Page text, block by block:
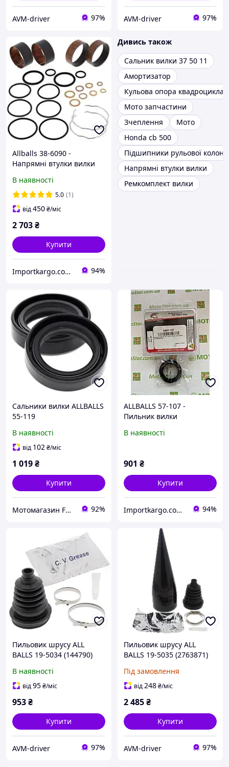
AVM-driver 97% AVM-driver 97%
Allballs 38-6090 -
Напрямні втулки вилки
В наявності
5.0 (1)
від450₴/міс
2 703₴
Купити
Importkargo.сom.ua 94%
Дивись також
Сальник вилки 37 50 11
Амортизатор
Кульова опора квадроцикла
Мото запчастини
Зчеплення
Мото
Honda cb 500
Підшипники рульової
Напрямні втулки вилки
Ремкомплект вилки
Сальники вилки ALLBALLS
55-119
В наявності
від 102₴/міс
1 019₴
Купити
Мотомагазин FREERIDER 92%
ALLBALLS 57-107 -
Пильник вилки
В наявності
901 ₴
Купити
Importkargo.сom.ua 94%
Пильовик шрусу ALL
BALLS 19-5034 (144790)
В наявності
від95₴/міс
953₴
Купити
AVM-driver 97%
Пильовик шрусу ALL
BALLS 19-5035 (2763871)
Під замовлення
від248₴/міс
2 485₴
Купити
AVM-driver 97%